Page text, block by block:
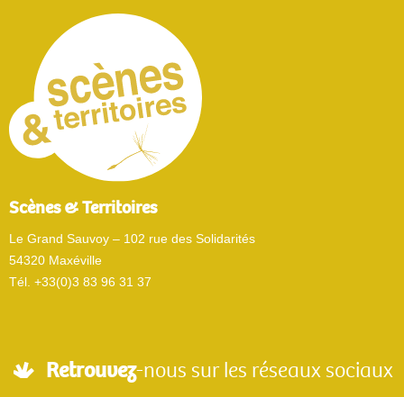
Scènes & Territoires
Le Grand Sauvoy – 102 rue des Solidarités
54320 Maxéville
Tél. +33(0)3 83 96 31 37
Retrouvez-nous sur les réseaux sociaux